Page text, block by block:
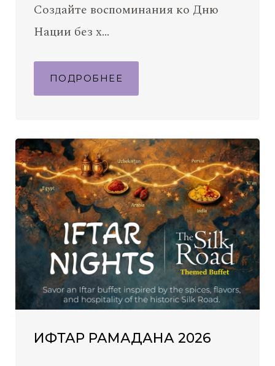
Создайте воспоминания ко Дню
Нации без х…
ПОДРОБНЕЕ
ИФТАР РАМАДАНА 2026